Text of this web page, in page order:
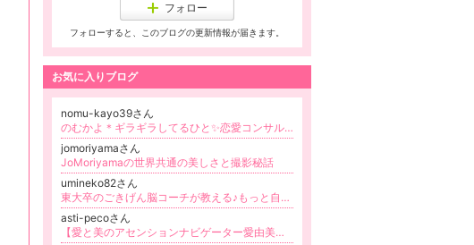
フォロー
フォローすると、このブログの更新情報が届きます。
お気に入りブログ
nomu-kayo39さん
のむかよ＊ギラギラしてるひと✨恋愛コンサル/起業コンサル＊強がり女子の愛され力&収入爆上げ/お金♡パートナーシップ♡自己受容
jomoriyamaさん
JoMoriyamaの世界共通の美しさと撮影秘話
umineko82さん
東大卒のごきげん脳コーチが教える♪もっと自由にわがままに♡愛もキャリアも全部ドリ！全方位豊かな人生を叶える方法
asti-pecoさん
【愛と美のアセンションナビゲーター愛由美❤️】愛の玉を配りに他の星からやってきた女神の遣い